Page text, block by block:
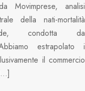
Movimprese, analisi
della nati-mortalità
condotta da
estrapolato i
il commercio